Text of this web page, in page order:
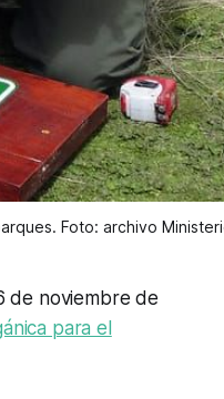
Foto: archivo
de noviembre de
para el